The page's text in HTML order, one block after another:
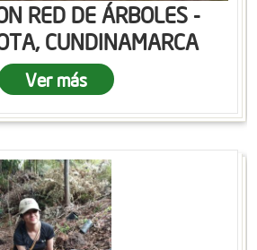
RED DE ÁRBOLES -
CUNDINAMARCA
Ver más